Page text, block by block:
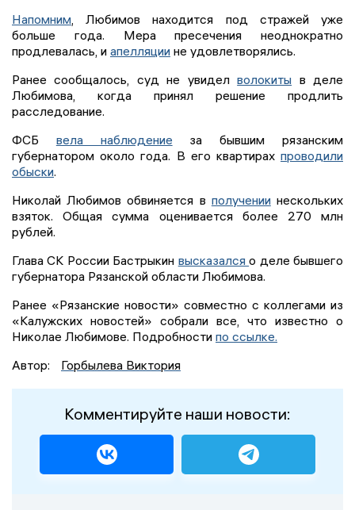
Напомним, Любимов находится под стражей уже
больше года. Мера пресечения неоднократно
продлевалась, и апелляции не удовлетворялись.
Ранее сообщалось, суд не увиделволокиты в деле
Любимова, когда принял решение продлить
расследование.
ФСБ вела наблюдение за бывшим рязанским
губернатором около года. В его квартирах проводили
обыски.
Николай Любимов обвиняется в получениинескольких
взяток. Общая сумма оценивается более 270 млн
рублей.
Глава СК России Бастрыкин высказалсяо деле бывшего
губернатора Рязанской области Любимова.
Ранее «Рязанские новости» совместно с коллегами из
«Калужских новостей» собрали все, что известно о
Николае Любимове. Подробности по ссылке.
Автор:
Горбылева Виктория
Комментируйте наши новости: